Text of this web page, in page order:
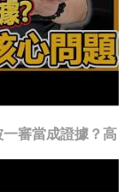
審當成證據？高